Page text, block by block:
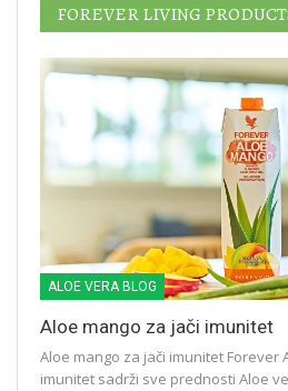
FOREVER LIVING
ALOE VERA BLOG
Aloe mango za jači imunitet
Aloe mango za jači imunitet Forever
imunitet sadrži sve prednosti Aloe